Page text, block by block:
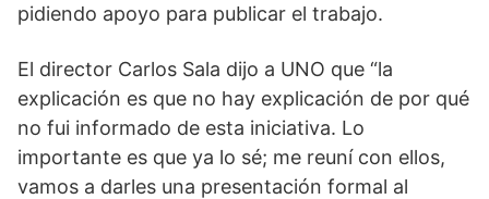
pidiendo apoyo para publicar el trabajo.
El director Carlos Sala dijo a UNO que “la
explicación es que no hay explicación de por qué
no fui informado de esta iniciativa. Lo
importante es que ya lo sé; me reuní con ellos,
vamos a darles una presentación formal al